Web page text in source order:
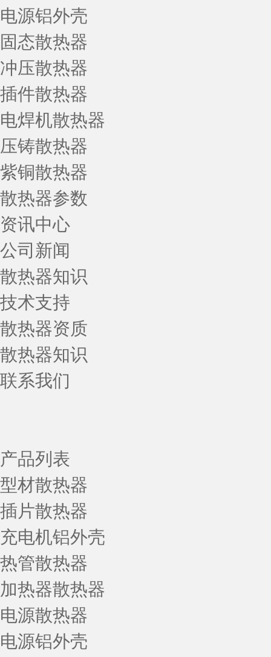
电源铝外壳
固态散热器
冲压散热器
插件散热器
电焊机散热器
压铸散热器
紫铜散热器
散热器参数
资讯中心
公司新闻
散热器知识
技术支持
散热器资质
散热器知识
联系我们
产品列表
型材散热器
插片散热器
充电机铝外壳
热管散热器
加热器散热器
电源散热器
电源铝外壳